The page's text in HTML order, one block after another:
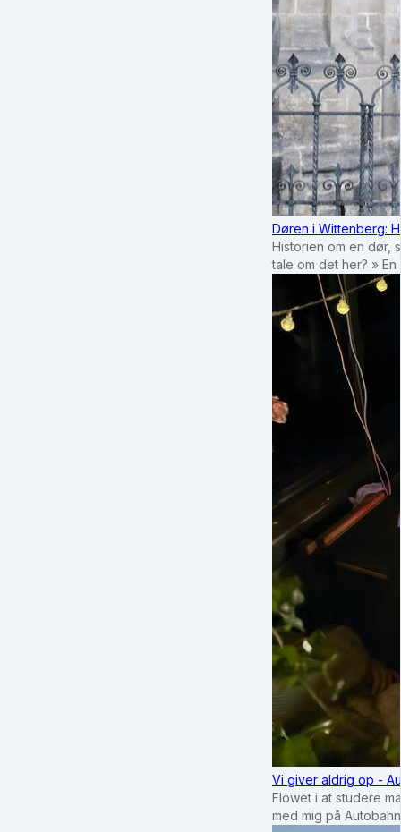
Døren i Wittenberg:
Historien om en dør,
tale om det her? »
Vi giver aldrig op -
Flowet i at studere
med mig på